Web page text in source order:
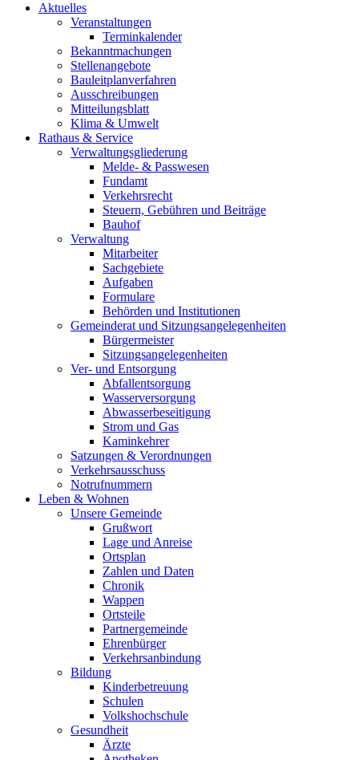
Aktuelles
Veranstaltungen
Terminkalender
Bekanntmachungen
Stellenangebote
Bauleitplanverfahren
Ausschreibungen
Mitteilungsblatt
Klima & Umwelt
Rathaus & Service
Verwaltungsgliederung
Melde- & Passwesen
Fundamt
Verkehrsrecht
Steuern, Gebühren und Beiträge
Bauhof
Verwaltung
Mitarbeiter
Sachgebiete
Aufgaben
Formulare
Behörden und Institutionen
Gemeinderat und Sitzungsangelegenheiten
Bürgermeister
Sitzungsangelegenheiten
Ver- und Entsorgung
Abfallentsorgung
Wasserversorgung
Abwasserbeseitigung
Strom und Gas
Kaminkehrer
Satzungen & Verordnungen
Verkehrsausschuss
Notrufnummern
Leben & Wohnen
Unsere Gemeinde
Grußwort
Lage und Anreise
Ortsplan
Zahlen und Daten
Chronik
Wappen
Ortsteile
Partnergemeinde
Ehrenbürger
Verkehrsanbindung
Bildung
Kinderbetreuung
Schulen
Volkshochschule
Gesundheit
Ärzte